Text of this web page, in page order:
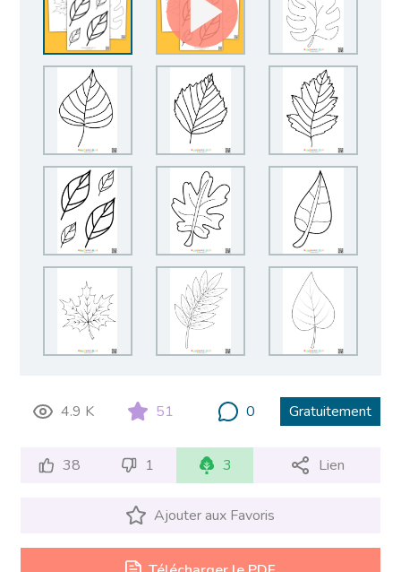
4.9 K 51 0 Gratuitement
38 1 3 Lien
Ajouter aux Favoris